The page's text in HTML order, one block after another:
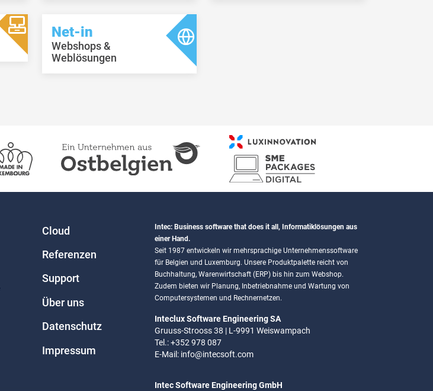
Net-in
Webshops &
Weblösungen
Cloud
Referenzen
Support
Über uns
Datenschutz
Impressum
Intec: Business software that does it all, Informatiklösungen aus
einer Hand.
Seit 1987 entwickeln wir mehrsprachige Unternehmenssoftware
für Belgien und Luxemburg. Unsere Produktpalette reicht von
Buchhaltung, Warenwirtschaft (ERP) bis hin zum Webshop.
Zudem bieten wir Planung, Inbetriebnahme und Wartung von
Computersystemen und Rechnernetzen.
Inteclux Software Engineering SA
Gruuss-Strooss 38 | L-9991 Weiswampach
Tel.: +352 978 087
E-Mail: info@intecsoft.com
Intec Software Engineering GmbH